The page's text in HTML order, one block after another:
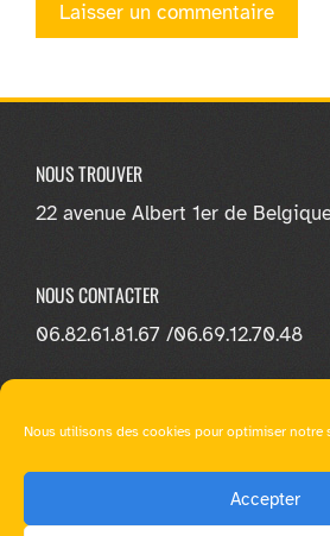
Nous utilisons des cookies pour optimiser notre
Accepter
NOUS TROUVER
22 avenue Albert 1er de
NOUS CONTACTER
06.82.61.81.67 /06.69.12.70.48